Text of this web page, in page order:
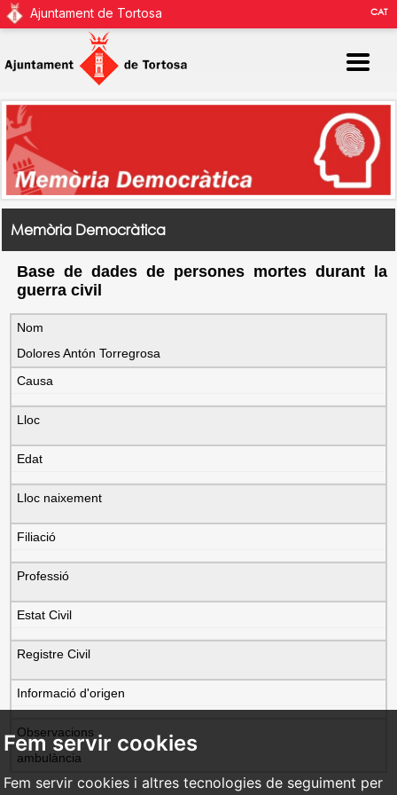
Fem servir cookies
Fem servir cookies i altres tecnologies de seguiment per
Ajuntament de Tortosa CAT
Memòria Democràtica
Base de dades de persones mortes durant la
guerra civil
Nom
Dolores Antón Torregrosa
Causa
Lloc
Edat
Lloc naixement
Filiació
Professió
Estat Civil
Registre Civil
Informació d'origen
Observacions
ambulància